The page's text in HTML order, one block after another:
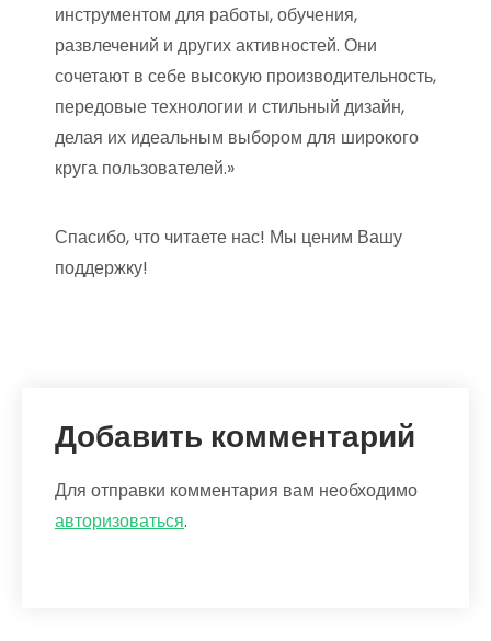
инструментом для работы, обучения,
развлечений и других активностей. Они
сочетают в себе высокую производительность,
передовые технологии и стильный дизайн,
делая их идеальным выбором для широкого
круга пользователей.»
Спасибо, что читаете нас! Мы ценим Вашу
поддержку!
Добавить комментарий
Для отправки комментария вам необходимо
авторизоваться.